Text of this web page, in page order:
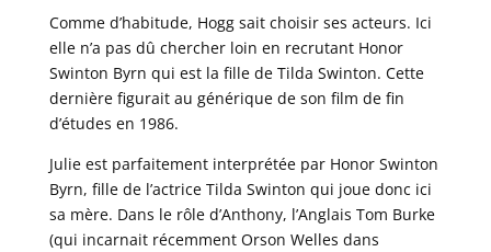
Comme d’habitude, Hogg sait choisir ses acteurs. Ici
elle n’a pas dû chercher loin en recrutant Honor
Swinton Byrn qui est la fille de Tilda Swinton. Cette
dernière figurait au générique de son film de fin
d’études en 1986.
Julie est parfaitement interprétée par Honor Swinton
Byrn, fille de l’actrice Tilda Swinton qui joue donc ici
sa mère. Dans le rôle d’Anthony, l’Anglais Tom Burke
(qui incarnait récemment Orson Welles dans